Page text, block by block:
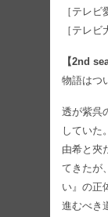
［テレ
［テレ
【2nd
物語はつ
透が紫呉
していた。
由希と夾
てきたが
い』の正
進むべき